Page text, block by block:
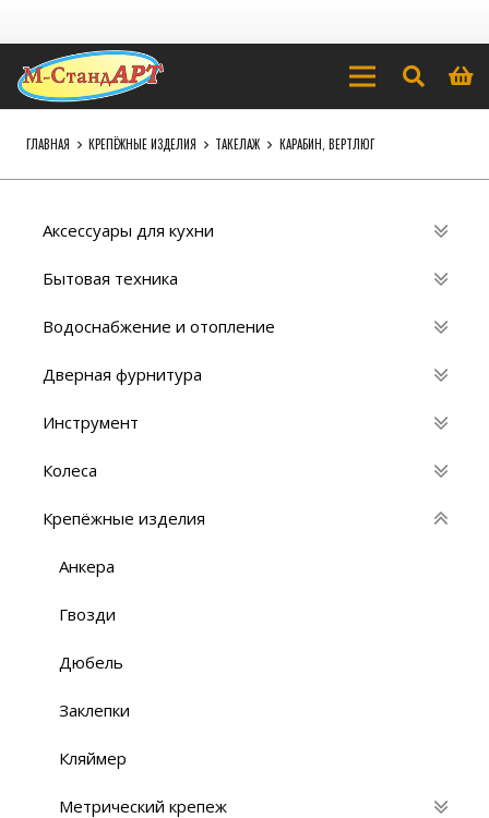
ГЛАВНАЯ КРЕПЁЖНЫЕ ИЗДЕЛИЯ ТАКЕЛАЖ КАРАБИН, ВЕРТЛЮГ
Аксессуары для кухни
Бытовая техника
Водоснабжение и отопление
Дверная фурнитура
Инструмент
Колеса
Крепёжные изделия
Анкера
Гвозди
Дюбель
Заклепки
Кляймер
Метрический крепеж